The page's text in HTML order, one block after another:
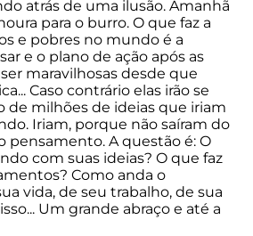
atrás de uma ilusão. Amanhã
para o burro. O que faz a
e pobres no mundo é a
e o plano de ação após as
maravilhosas desde que
Caso contrário elas irão se
de milhões de ideias que iriam
Iriam, porque não saíram do
pensamento. A questão é: O
com suas ideias? O que faz
Como anda o
vida, de seu trabalho, de sua
Um grande abraço e até a